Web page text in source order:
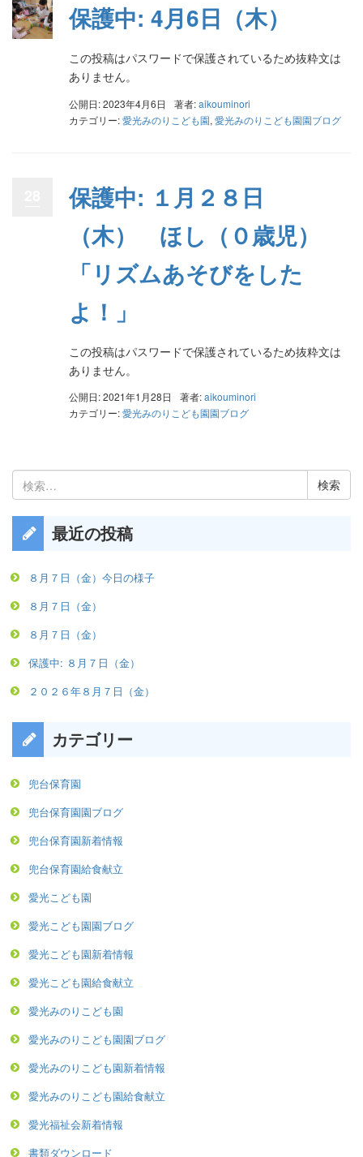
保護中: 4月6日（木）
この投稿はパスワードで保護されているため抜粋文は
ありません。
公開日: 2023年4月6日 著者:aikouminori
カテゴリー:愛光みのりこども園, 愛光みのりこども園園ブログ
保護中: １月２８日
（木） ほし（０歳児）
「リズムあそびをした
よ！」
この投稿はパスワードで保護されているため抜粋文は
ありません。
公開日: 2021年1月28日 著者:aikouminori
カテゴリー:愛光みのりこども園園ブログ
検
索:
最近の投稿
８月７日（金）今日の様子
８月７日（金）
８月７日（金）
保護中: ８月７日（金）
２０２６年８月７日（金）
カテゴリー
兜台保育園
兜台保育園園ブログ
兜台保育園新着情報
兜台保育園給食献立
愛光こども園
愛光こども園園ブログ
愛光こども園新着情報
愛光こども園給食献立
愛光みのりこども園
愛光みのりこども園園ブログ
愛光みのりこども園新着情報
愛光みのりこども園給食献立
愛光福祉会新着情報
書類ダウンロード